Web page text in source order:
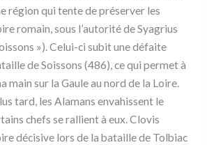
région qui tente de préserver les
romain, sous l’autorité de Syagrius
»). Celui-ci subit une défaite
de Soissons (486), ce qui permet à
main sur la Gaule au nord de la Loire.
tard, les Alamans envahissent le
chefs se rallient à eux. Clovis
décisive lors de la bataille de Tolbiac